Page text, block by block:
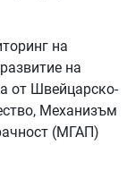
на
на
от Швейцарско-
Mеханизъм
(МГАП)